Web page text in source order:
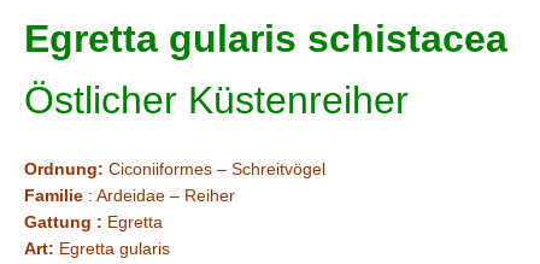
Egretta gularis schistacea
Östlicher Küstenreiher
Ordnung: Ciconiiformes – Schreitvögel
Familie : Ardeidae – Reiher
Gattung : Egretta
Art: Egretta gularis